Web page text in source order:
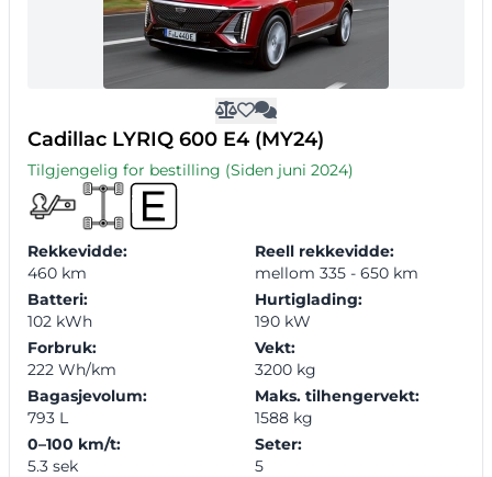
Cadillac LYRIQ 600 E4 (MY24)
Tilgjengelig for bestilling (Siden juni 2024)
Rekkevidde:
460 km
Reell rekkevidde:
mellom 335 - 650 km
Batteri:
102 kWh
Hurtiglading:
190 kW
Forbruk:
222 Wh/km
Vekt:
3200 kg
Bagasjevolum:
793 L
Maks. tilhengervekt:
1588 kg
0–100 km/t:
5.3 sek
Seter:
5